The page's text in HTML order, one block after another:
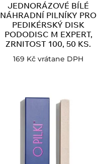
JEDNORÁZOVÉ BÍLÉ
NÁHRADNÍ PILNÍKY PRO
PEDIKÉRSKÝ DISK
PODODISC M EXPERT,
ZRNITOST 100, 50 KS.
169 Kč vrátane DPH